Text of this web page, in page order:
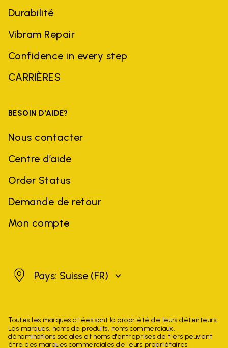
Durabilité
Vibram Repair
Confidence in every step
CARRIÈRES
BESOIN D'AIDE?
Nous contacter
Centre d’aide
Order Status
Demande de retour
Mon compte
SuissePays: Suisse (FR)
Toutes les marques citées sont la propriété de leurs détenteurs.
Les marques, noms de produits, noms commerciaux,
dénominations sociales et noms d'entreprises de tiers peuvent
être des marques commerciales de leurs propriétaires